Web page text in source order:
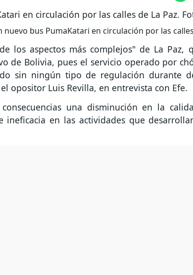
nuevo bus PumaKatari en circulación por las calles
los aspectos más complejos" de La Paz,
de Bolivia, pues el servicio operado por
sin ningún tipo de regulación durante
opositor Luis Revilla, en entrevista con Efe.
una disminución en la
ineficacia en las actividades que